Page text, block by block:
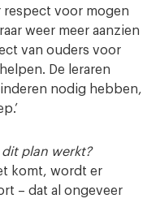
respect voor mogen
weer meer aanzien
van ouders voor
De leraren
nodig hebben,
plan werkt?
komt, wordt er
– dat al ongeveer